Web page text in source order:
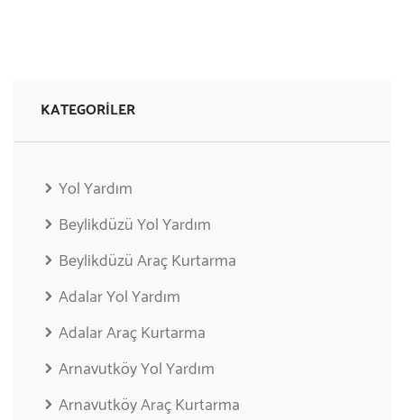
KATEGORILER
Yol Yardım
Beylikdüzü Yol Yardım
Beylikdüzü Araç Kurtarma
Adalar Yol Yardım
Adalar Araç Kurtarma
Arnavutköy Yol Yardım
Arnavutköy Araç Kurtarma